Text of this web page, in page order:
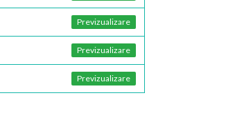
Previzualizare
Previzualizare
Previzualizare